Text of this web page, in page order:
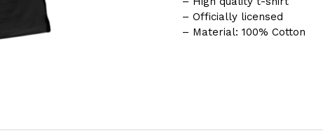
– Officially licensed
– Material: 100% Cotton